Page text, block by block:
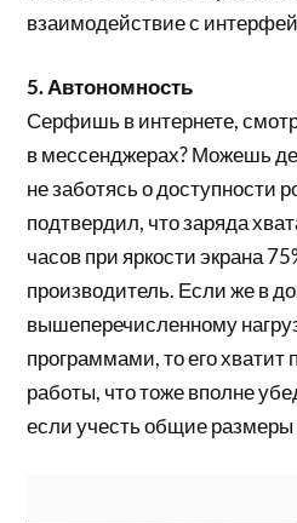
взаимодействие с
5. Автономность
Серфишь в интернете,
в мессенджерах? Можешь
не заботясь о доступности
подтвердил, что заряда
часов при яркости экрана
производитель. Если же в
вышеперечисленному
программами, то его хватит
работы, что тоже вполне
если учесть общие размеры